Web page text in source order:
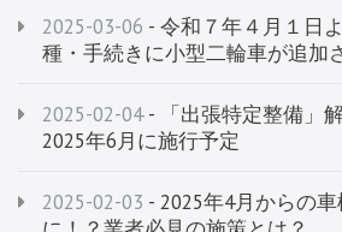
2025-02-03 - 2025年4月からの車
2025-02-04- 「出張特定整備」
2025年6月に施行予定
2025-03-06 - 令和７年４月１日
種・手続きに小型二輪車が追加